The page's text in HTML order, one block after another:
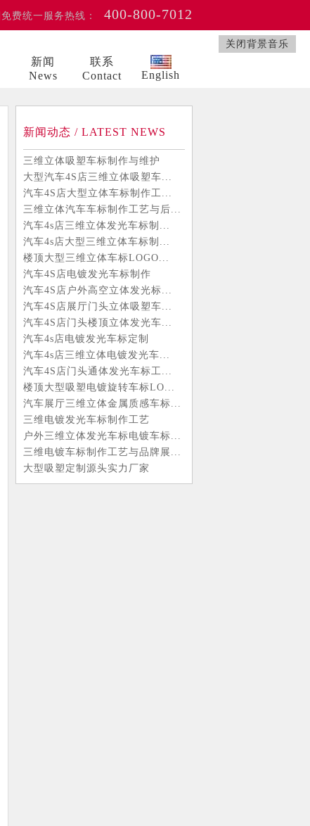
关闭背景音乐
费统一服务热线： 400-800-7012
新闻
News
联系
Contact
English
新闻动态 / LATEST NEWS
三维立体吸塑车标制作与维护
大型汽车4S店三维立体吸塑车...
汽车4S店大型立体车标制作工...
三维立体汽车车标制作工艺与后...
汽车4s店三维立体发光车标制...
汽车4s店大型三维立体车标制...
楼顶大型三维立体车标LOGO...
汽车4S店电镀发光车标制作
汽车4S店户外高空立体发光标...
汽车4S店展厅门头立体吸塑车...
汽车4S店门头楼顶立体发光车...
汽车4s店电镀发光车标定制
汽车4s店三维立体电镀发光车...
汽车4S店门头通体发光车标工...
楼顶大型吸塑电镀旋转车标LO...
汽车展厅三维立体金属质感车标...
三维电镀发光车标制作工艺
户外三维立体发光车标电镀车标...
三维电镀车标制作工艺与品牌展...
大型吸塑定制源头实力厂家